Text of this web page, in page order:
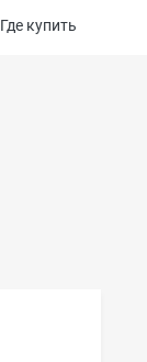
Где купить